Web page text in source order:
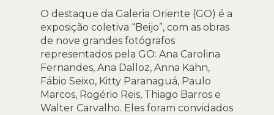
O destaque da Galeria Oriente (GO) é a
exposição coletiva “Beijo”, com as obras
de nove grandes fotógrafos
representados pela GO: Ana Carolina
Fernandes, Ana Dalloz, Anna Kahn,
Fábio Seixo, Kitty Paranaguá, Paulo
Marcos, Rogério Reis, Thiago Barros e
Walter Carvalho. Eles foram convidados